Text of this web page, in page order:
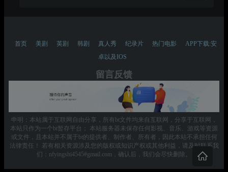
首页 美剧 英剧 韩剧 真人秀 纪录片 热门电影
APP下载:安
卓以及IOS
留言反馈
申明：本站属于互联网自由分享，所有bt文件均来自互联网，分享于互联网，
本站只作为一个bt暂存平台； 本站服务器未保存任何影视、音乐、游戏等资源
或文件，且本站并不属于bt的提供者、制作者、所有者，因此本站不承担任何
法律责任！ 若有相关资源涉及您的版权或知识产权或其他利益，请及时联系我
们：nfyingshi4545#gmail.com，确认后，我们会尽快删除。